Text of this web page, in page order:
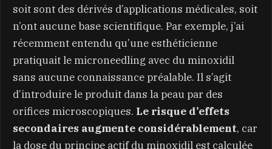
soit sont des dérivés d’applications médicales, soit
n’ont aucune base scientifique. Par exemple, j’ai
récemment entendu qu’une esthéticienne
pratiquait le microneedling avec du minoxidil
sans aucune connaissance préalable. Il s’agit
d’introduire le produit dans la peau par des
orifices microscopiques. Le risque d’effets
secondaires augmente considérablement, car
la dose du principe actif du minoxidil est calculée